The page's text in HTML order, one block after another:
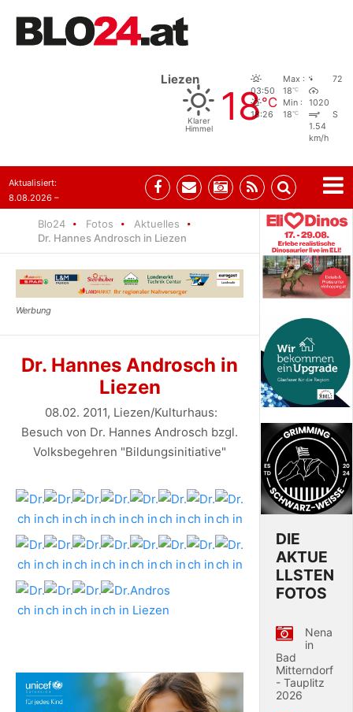
Liezen
Klarer
Himmel
18°C
03:50
18:26
Max :
18°C
Min :
18°C
72
1020
S
1.54
km/h
Aktualisiert:
8.08.2026 –
Blo24 Fotos
Aktuelles
Dr. Hannes Androsch in Liezen
Dr. Hannes Androsch in
Liezen
08.02. 2011, Liezen/Kulturhaus:
Besuch von Dr. Hannes Androsch bzgl.
Volksbegehren "Bildungsinitiative"
DIE
AKTUE
LLSTEN
FOTOS
Nena
in
Bad
Mitterndorf
- Tauplitz
2026